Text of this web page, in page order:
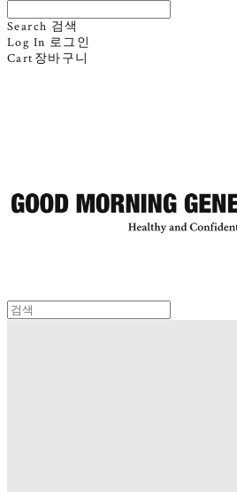
Search 검색
Log In 로그인
Cart 장바구니